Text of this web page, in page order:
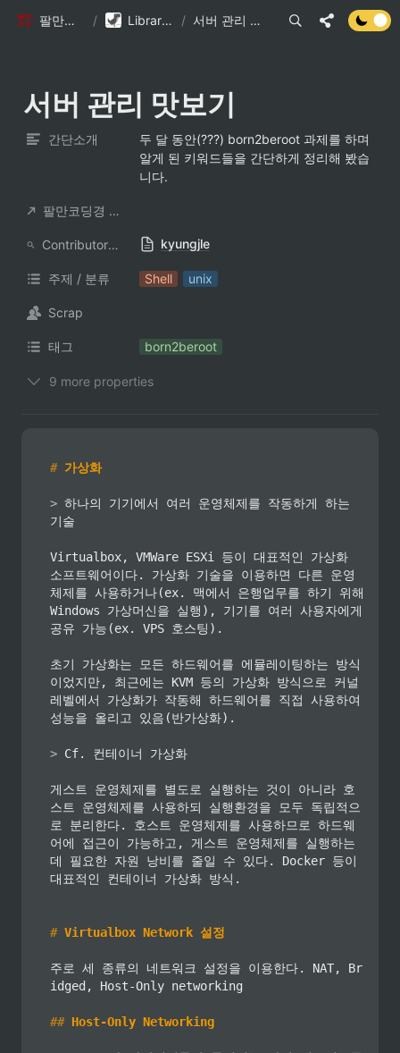
팔만코딩경 / Library DB / 서버 관리 맛보기
서버 관리 맛보기
간단소개
두 달 동안(???) born2beroot 과제를 하며
알게 된 키워드들을 간단하게 정리해 봤습
니다.
팔만코딩경 컨트리뷰터
ContributorNotionAccount kyungjle
주제 / 분류 Shell unix
Scrap
태그 born2beroot
9 more properties
# 가상화
> 하나의 기기에서 여러 운영체제를 작동하게 하는
기술
Virtualbox, VMWare ESXi 등이 대표적인 가상화
소프트웨어이다. 가상화 기술을 이용하면 다른 운영
체제를 사용하거나(ex. 맥에서 은행업무를 하기 위해
Windows 가상머신을 실행), 기기를 여러 사용자에게
공유 가능(ex. VPS 호스팅).
초기 가상화는 모든 하드웨어를 에뮬레이팅하는 방식
이었지만, 최근에는 KVM 등의 가상화 방식으로 커널
레벨에서 가상화가 작동해 하드웨어를 직접 사용하여
성능을 올리고 있음(반가상화).
> Cf. 컨테이너 가상화
게스트 운영체제를 별도로 실행하는 것이 아니라 호
스트 운영체제를 사용하되 실행환경을 모두 독립적으
로 분리한다. 호스트 운영체제를 사용하므로 하드웨
어에 접근이 가능하고, 게스트 운영체제를 실행하는
데 필요한 자원 낭비를 줄일 수 있다. Docker 등이
대표적인 컨테이너 가상화 방식.
# Virtualbox Network 설정
주로 세 종류의 네트워크 설정을 이용한다. NAT, Br
idged, Host-Only networking
## Host-Only Networking